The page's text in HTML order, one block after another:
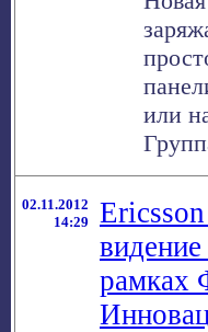
или
02.11.2012
14:29
Ericsson
рамках